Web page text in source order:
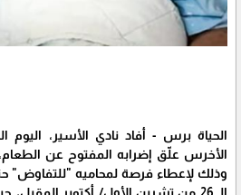
الحياة برس - أفاد نادي الأسير، اليوم
وذلك لإعطاء فرصة لمحاميه "للتفاوض"